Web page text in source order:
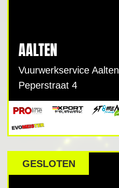
AALTEN
Vuurwerkservice Aalten
Peperstraat 4
GESLOTEN